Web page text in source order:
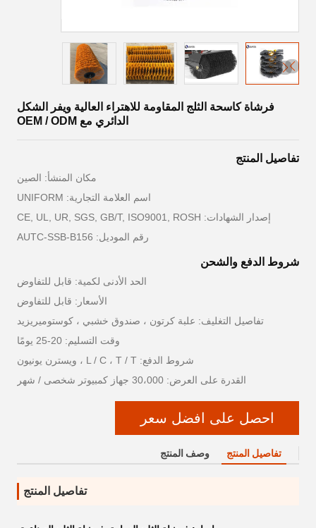
فرشاة كاسحة الثلج المقاومة للاهتراء العالية ويفر الشكل
الدائري مع OEM / ODM
تفاصيل المنتج
مكان المنشأ: الصين
اسم العلامة التجارية: UNIFORM
إصدار الشهادات: CE, UL, UR, SGS, GB/T, ISO9001, ROSH
رقم الموديل: AUTC-SSB-B156
شروط الدفع والشحن
الحد الأدنى لكمية: قابل للتفاوض
الأسعار: قابل للتفاوض
تفاصيل التغليف: علبة كرتون ، صندوق خشبي ، كوستوميريزيد
وقت التسليم: 20-25 يومًا
شروط الدفع: L / C ، T / T ، ويسترن يونيون
القدرة على العرض: 30،000 جهاز كمبيوتر شخصى / شهر
احصل على افضل سعر
تفاصيل المنتج وصف المنتج
تفاصيل المنتج